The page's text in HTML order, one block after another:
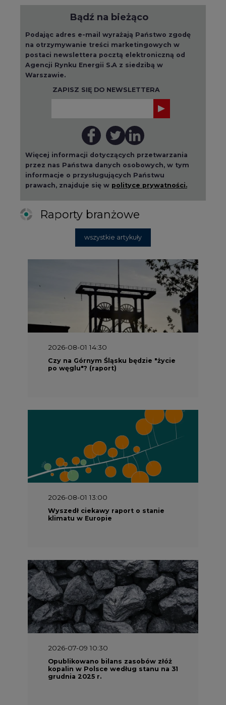
Bądź na bieżąco
Podając adres e-mail wyrażają Państwo zgodę
na otrzymywanie treści marketingowych w
postaci newslettera pocztą elektroniczną od
Agencji Rynku Energii S.A z siedzibą w
Warszawie.
ZAPISZ SIĘ DO NEWSLETTERA
Więcej informacji dotyczących przetwarzania
przez nas Państwa danych osobowych, w tym
informacje o przysługujących Państwu
prawach, znajduje się w polityce prywatności.
Raporty branżowe
wszystkie artykuły
2026-08-01 14:30
Czy na Górnym Śląsku będzie "życie
po węglu"? (raport)
2026-08-01 13:00
Wyszedł ciekawy raport o stanie
klimatu w Europie
2026-07-09 10:30
Opublikowano bilans zasobów złóż
kopalin w Polsce według stanu na 31
grudnia 2025 r.